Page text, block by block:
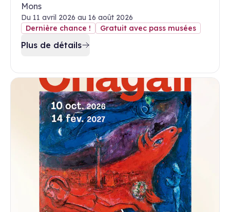
Mons
Du 11 avril 2026 au 16 août 2026
Dernière chance !
Gratuit avec pass musées
Plus de détails